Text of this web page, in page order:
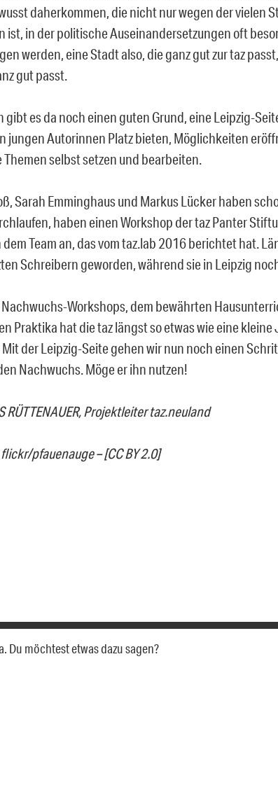
daherkommen, die nicht nur wegen der vielen
ist, in der politische Auseinandersetzungen oft
werden, eine Stadt also, die ganz gut zur taz
gut passt.
gibt es da noch einen guten Grund, eine Leipzig-
jungen Autorinnen Platz bieten, Möglichkeiten
Themen selbst setzen und bearbeiten.
Sarah Emminghaus und Markus Lücker haben
haben einen Workshop der taz Panter
Team an, das vom taz.lab 2016 berichtet hat.
Schreibern geworden, während sie in Leipzig
Workshops, dem bewährten
Praktika hat die taz längst so etwas wie eine
der Leipzig-Seite gehen wir nun noch einen
Nachwuchs. Möge er ihn nutzen!
RÜTTENAUER, Projektleiter taz.neuland
pfauenauge – [CC BY 2.0]
Du möchtest etwas dazu sagen?